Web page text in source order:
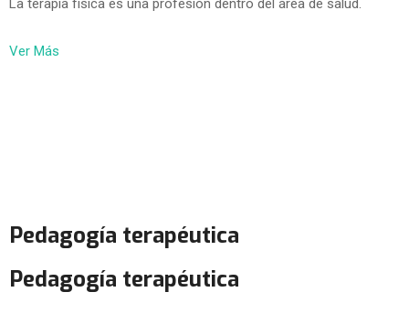
La terapia física es una profesión dentro del área de salud.
Ver Más
Pedagogía terapéutica
Pedagogía terapéutica